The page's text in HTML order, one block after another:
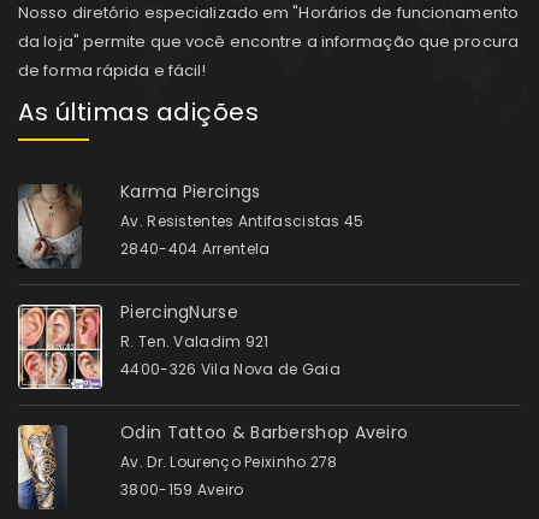
Nosso diretório especializado em "Horários de funcionamento
da loja" permite que você encontre a informação que procura
de forma rápida e fácil!
As últimas adições
Karma Piercings
Av. Resistentes Antifascistas 45
2840-404 Arrentela
PiercingNurse
R. Ten. Valadim 921
4400-326 Vila Nova de Gaia
Odin Tattoo & Barbershop Aveiro
Av. Dr. Lourenço Peixinho 278
3800-159 Aveiro